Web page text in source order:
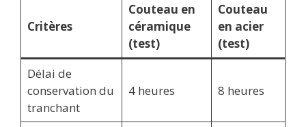
Critères
Couteau en
céramique
(test)
Couteau
en acier
(test)
Délai de
conservation du
tranchant
4 heures 8 heures